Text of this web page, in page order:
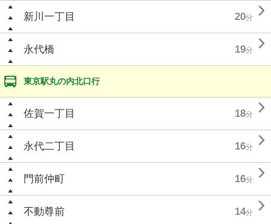
新川一丁目 20分 
永代橋 19分 
東京駅丸の内北口行
佐賀一丁目 18分 
永代二丁目 16分 
門前仲町 16分 
不動尊前 14分 